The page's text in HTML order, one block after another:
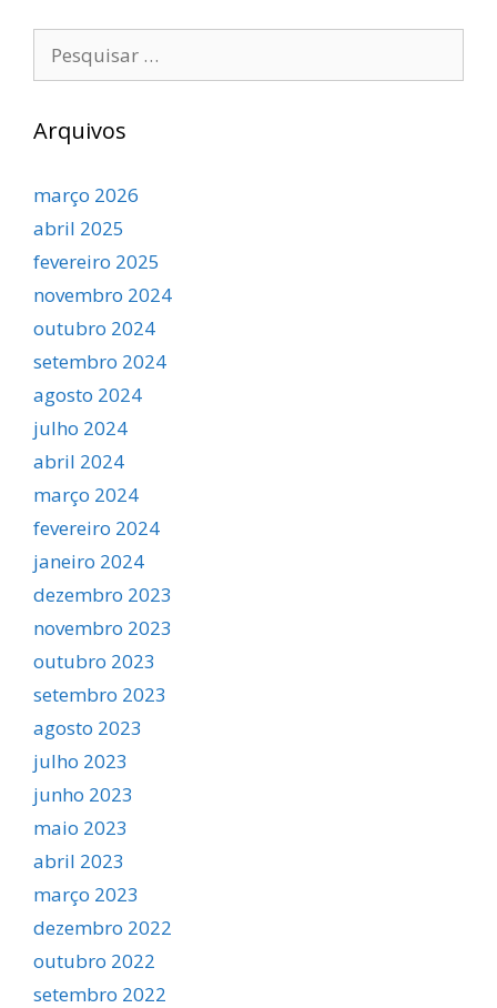
por:
Arquivos
março 2026
abril 2025
fevereiro 2025
novembro 2024
outubro 2024
setembro 2024
agosto 2024
julho 2024
abril 2024
março 2024
fevereiro 2024
janeiro 2024
dezembro 2023
novembro 2023
outubro 2023
setembro 2023
agosto 2023
julho 2023
junho 2023
maio 2023
abril 2023
março 2023
dezembro 2022
outubro 2022
setembro 2022